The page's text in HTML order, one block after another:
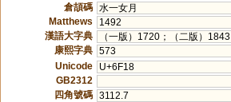
倉頡碼 水一女月
Matthews
1492
漢語大字典
（一版）1720；（二版）1843
康熙字典 573
Unicode
U+6F18
GB2312
四角號碼 3112.7